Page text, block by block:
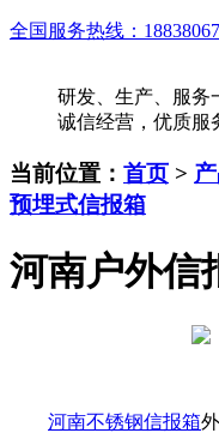
全国服务热线：
研发、生产、服务
诚信经营，优质服
当前位置： 首页 >
预埋式信报箱
河南户外信
河南不锈钢信报箱